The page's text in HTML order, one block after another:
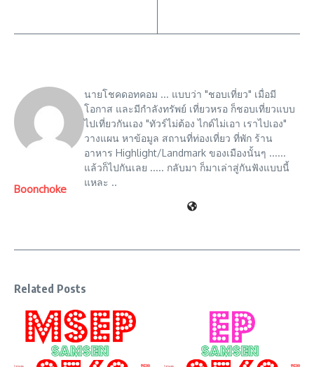
Boonchoke
นายโชคดอทคอม ... แบบว่า "ชอบเที่ยว" เมื่อมี
โอกาส และมีกำลังทรัพย์ เที่ยวหรอ ก็ชอบเที่ยวแบบ
ไปเที่ยวกันเอง "ทัวร์ไม่ต้อง ไกด์ไม่เอา เราไปเอง"
วางแผน หาข้อมูล สถานที่ท่องเที่ยว ที่พัก ร้าน
อาหาร Highlight/Landmark ของเมืองนั้นๆ ......
แล้วก็ไปกันเลย ..... กลับมา ก็มาเล่าสู่กันฟังแบบนี้
แหละ ..
Related Posts